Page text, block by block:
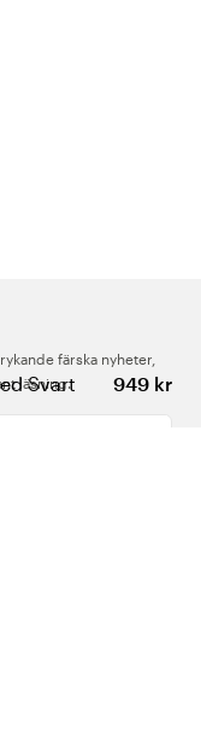
Svart 949 kr
färska nyheter,
läsning.